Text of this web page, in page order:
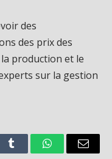
des
des prix des
production et le
sur la gestion
Tumblr WhatsAppEmail